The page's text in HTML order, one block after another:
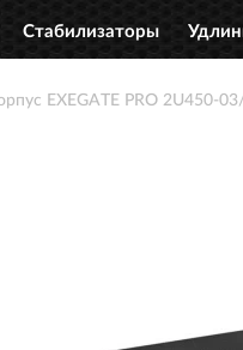
Стабилизаторы
EXEGATE PRO 2U450-